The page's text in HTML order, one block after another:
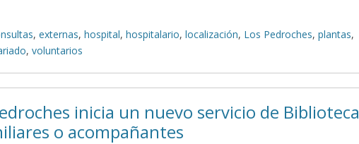
, externas, hospital, hospitalario, localización, Los Pedroches, plantas,
, voluntarios
inicia un nuevo servicio de Biblioteca
o acompañantes